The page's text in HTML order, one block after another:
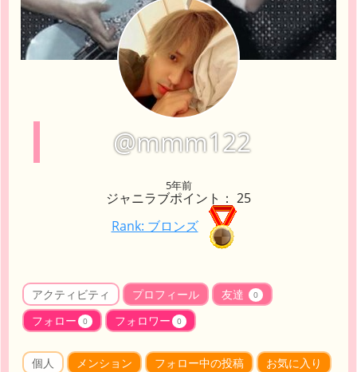
@mmm122
5年前
ジャニラブポイント： 25
Rank: ブロンズ
アクティビティ プロフィール 友達 0
フォロー 0 フォロワー 0
個人 メンション フォロー中の投稿
お気に入り